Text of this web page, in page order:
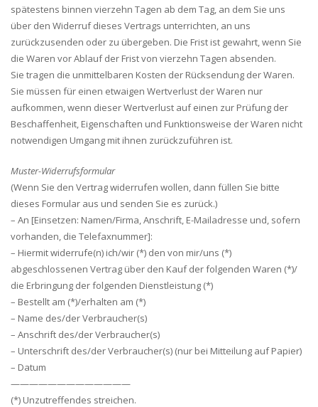
spätestens binnen vierzehn Tagen ab dem Tag, an dem Sie uns
über den Widerruf dieses Vertrags unterrichten, an uns
zurückzusenden oder zu übergeben. Die Frist ist gewahrt, wenn Sie
die Waren vor Ablauf der Frist von vierzehn Tagen absenden.
Sie tragen die unmittelbaren Kosten der Rücksendung der Waren.
Sie müssen für einen etwaigen Wertverlust der Waren nur
aufkommen, wenn dieser Wertverlust auf einen zur Prüfung der
Beschaffenheit, Eigenschaften und Funktionsweise der Waren nicht
notwendigen Umgang mit ihnen zurückzuführen ist.
Muster-Widerrufsformular
(Wenn Sie den Vertrag widerrufen wollen, dann füllen Sie bitte
dieses Formular aus und senden Sie es zurück.)
– An [Einsetzen: Namen/Firma, Anschrift, E-Mailadresse und, sofern
vorhanden, die Telefaxnummer]:
– Hiermit widerrufe(n) ich/wir (*) den von mir/uns (*)
abgeschlossenen Vertrag über den Kauf der folgenden Waren (*)/
die Erbringung der folgenden Dienstleistung (*)
– Bestellt am (*)/erhalten am (*)
– Name des/der Verbraucher(s)
– Anschrift des/der Verbraucher(s)
– Unterschrift des/der Verbraucher(s) (nur bei Mitteilung auf Papier)
– Datum
—————————————
(*) Unzutreffendes streichen.